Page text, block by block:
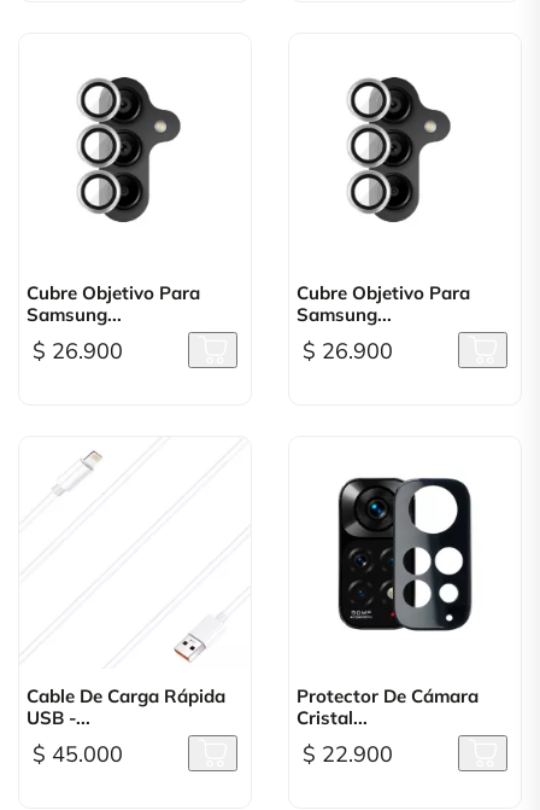
Cubre Objetivo Para
Samsung...
$ 26.900
Cubre Objetivo Para
Samsung...
$ 26.900
Cable De Carga Rápida
USB -...
$ 45.000
Protector De Cámara
Cristal...
$ 22.900